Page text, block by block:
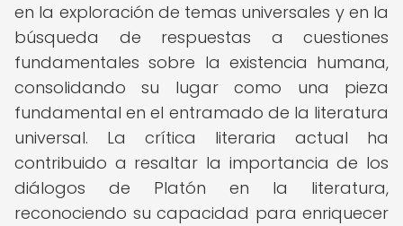
en la exploración de temas universales y en la
búsqueda de respuestas a cuestiones
fundamentales sobre la existencia humana,
consolidando su lugar como una pieza
fundamental en el entramado de la literatura
universal. La crítica literaria actual ha
contribuido a resaltar la importancia de los
diálogos de Platón en la literatura,
reconociendo su capacidad para enriquecer